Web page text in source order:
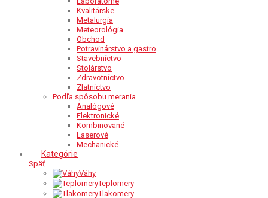
Kvalitárske
Metalurgia
Meteorológia
Obchod
Potravinárstvo a gastro
Stavebníctvo
Stolárstvo
Zdravotníctvo
Zlatníctvo
Podľa spôsobu merania
Analógové
Elektronické
Kombinované
Laserové
Mechanické
Kategórie
Späť
Váhy
Teplomery
Tlakomery